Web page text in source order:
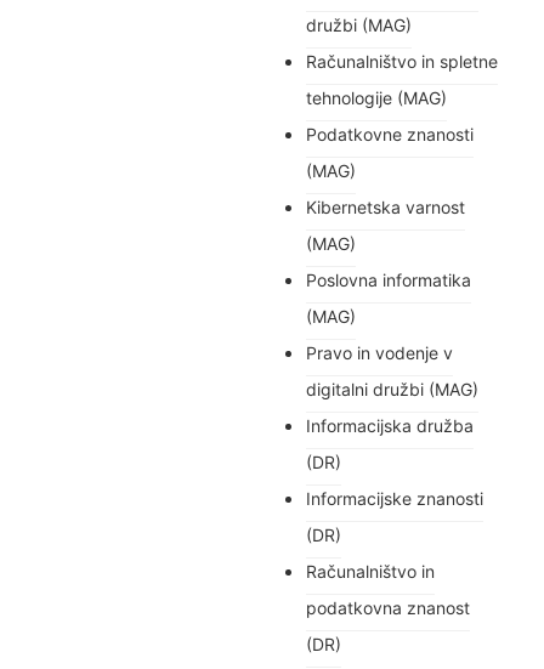
družbi (MAG)
Računalništvo in spletne
tehnologije (MAG)
Podatkovne znanosti
(MAG)
Kibernetska varnost
(MAG)
Poslovna informatika
(MAG)
Pravo in vodenje v
digitalni družbi (MAG)
Informacijska družba
(DR)
Informacijske znanosti
(DR)
Računalništvo in
podatkovna znanost
(DR)